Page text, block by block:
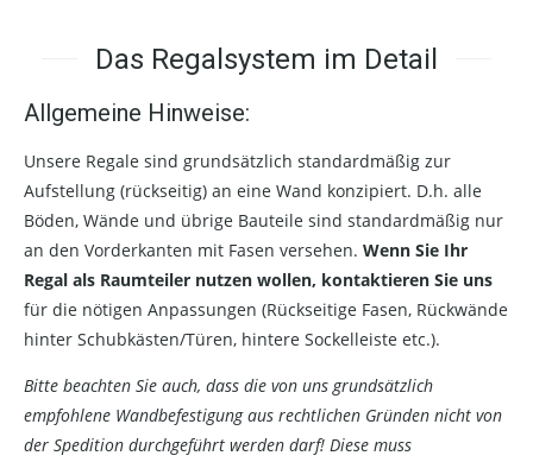
Das Regalsystem im Detail
Allgemeine Hinweise:
Unsere Regale sind grundsätzlich standardmäßig zur
Aufstellung (rückseitig) an eine Wand konzipiert. D.h. alle
Böden, Wände und übrige Bauteile sind standardmäßig nur
an den Vorderkanten mit Fasen versehen. Wenn Sie Ihr
Regal als Raumteiler nutzen wollen, kontaktieren Sie uns
für die nötigen Anpassungen (Rückseitige Fasen, Rückwände
hinter Schubkästen/Türen, hintere Sockelleiste etc.).
Bitte beachten Sie auch, dass die von uns grundsätzlich
empfohlene Wandbefestigung aus rechtlichen Gründen nicht von
der Spedition durchgeführt werden darf! Diese muss